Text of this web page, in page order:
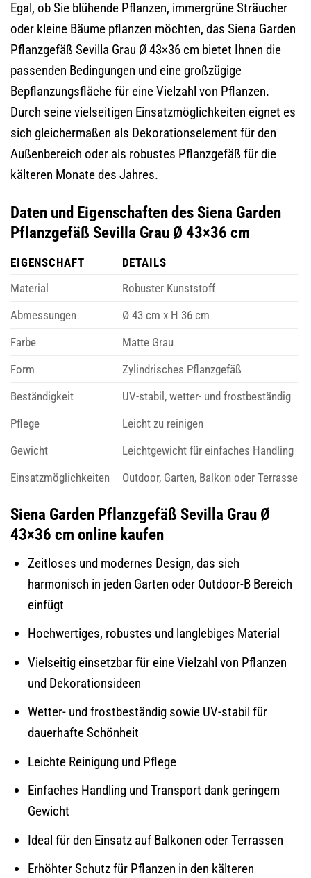
Egal, ob Sie blühende Pflanzen, immergrüne Sträucher
oder kleine Bäume pflanzen möchten, das Siena Garden
Pflanzgefäß Sevilla Grau Ø 43×36 cm bietet Ihnen die
passenden Bedingungen und eine großzügige
Bepflanzungsfläche für eine Vielzahl von Pflanzen.
Durch seine vielseitigen Einsatzmöglichkeiten eignet es
sich gleichermaßen als Dekorationselement für den
Außenbereich oder als robustes Pflanzgefäß für die
kälteren Monate des Jahres.
Daten und Eigenschaften des Siena Garden
Pflanzgefäß Sevilla Grau Ø 43×36 cm
EIGENSCHAFT
DETAILS
Material
Robuster Kunststoff
Abmessungen
Ø 43 cm x H 36 cm
Farbe
Matte Grau
Form
Zylindrisches Pflanzgefäß
Beständigkeit
UV-stabil, wetter- und frostbeständig
Pflege
Leicht zu reinigen
Gewicht
Leichtgewicht für einfaches Handling
Einsatzmöglichkeiten
Outdoor, Garten, Balkon oder Terrasse
Siena Garden Pflanzgefäß Sevilla Grau Ø
43×36 cm online kaufen
Zeitloses und modernes Design, das sich
harmonisch in jeden Garten oder Outdoor-B Bereich
einfügt
Hochwertiges, robustes und langlebiges Material
Vielseitig einsetzbar für eine Vielzahl von Pflanzen
und Dekorationsideen
Wetter- und frostbeständig sowie UV-stabil für
dauerhafte Schönheit
Leichte Reinigung und Pflege
Einfaches Handling und Transport dank geringem
Gewicht
Ideal für den Einsatz auf Balkonen oder Terrassen
Erhöhter Schutz für Pflanzen in den kälteren